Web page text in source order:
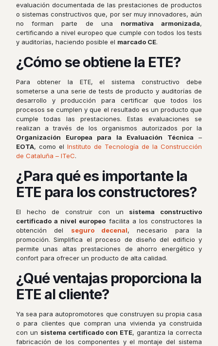
evaluación documentada de las prestaciones de productos
o sistemas constructivos que, por ser muy innovadores, aún
no forman parte de una normativa armonizada,
certificando a nivel europeo que cumple con todos los tests
y auditorías, haciendo posible el marcado CE.
¿Cómo se obtiene la ETE?
Para obtener la ETE, el sistema constructivo debe
someterse a una serie de tests de producto y auditorías de
desarrollo y producción para certificar que todos los
procesos se cumplen y que el resultado es un producto que
cumple todas las prestaciones. Estas evaluaciones se
realizan a través de los organismos autorizados por la
Organización Europea para la Evaluación Técnica –
EOTA, como el Instituto de Tecnología de la Construcción
de Cataluña – ITeC.
¿Para qué es importante la
ETE para los constructores?
El hecho de construir con un sistema constructivo
certificado a nivel europeo facilita a los constructores la
obtención del seguro decenal, necesario para la
promoción. Simplifica el proceso de diseño del edificio y
permite unas altas prestaciones de ahorro energético y
confort para ofrecer un producto de alta calidad.
¿Qué ventajas proporciona la
ETE al cliente?
Ya sea para autopromotores que construyen su propia casa
o para clientes que compran una vivienda ya construida
con un sistema certificado con ETE, garantiza la correcta
fabricación de los componentes y el montaje del sistema